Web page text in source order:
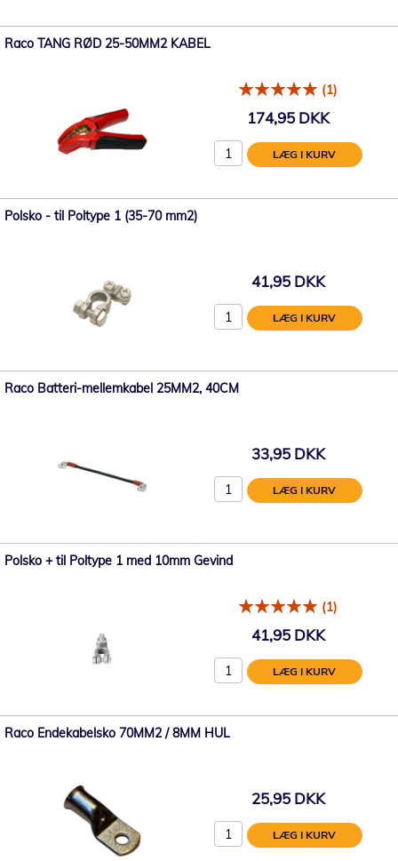
Raco TANG RØD 25-50MM2 KABEL
(1)
174,95 DKK
LÆG I KURV
Polsko - til Poltype 1 (35-70 mm2)
41,95 DKK
LÆG I KURV
Raco Batteri-mellemkabel 25MM2, 40CM
33,95 DKK
LÆG I KURV
Polsko + til Poltype 1 med 10mm Gevind
(1)
41,95 DKK
LÆG I KURV
Raco Endekabelsko 70MM2 / 8MM HUL
25,95 DKK
LÆG I KURV